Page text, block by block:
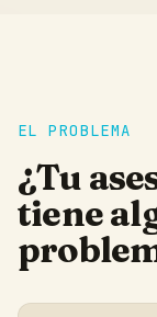
EL PROBLEMA
¿Tu
tiene